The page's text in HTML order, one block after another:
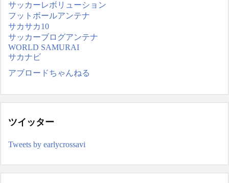
サッカーレボリューション
フットボールアンテナ
サカサカ10
サッカーブログアンテナ
WORLD SAMURAI
サカナビ
アブロードちゃんねる
ツイッター
Tweets by earlycrossavi